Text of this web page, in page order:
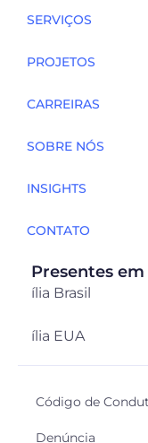
SERVIÇOS
PROJETOS
CARREIRAS
SOBRE NÓS
INSIGHTS
CONTATO
Presentes em
ília Brasil
ília EUA
Código de
Denúncia